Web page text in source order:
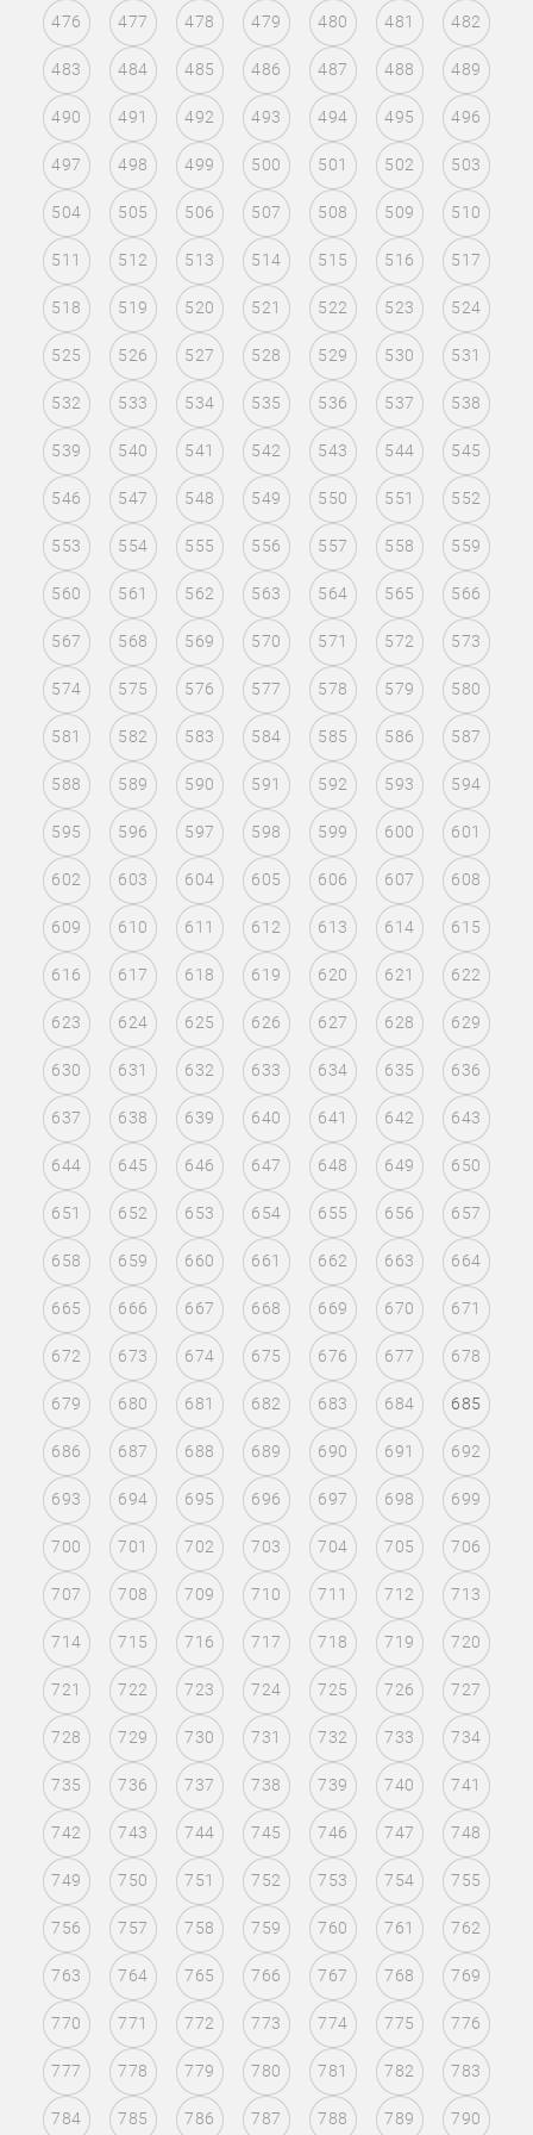
476 477 478 479 480 481 482
483 484 485 486 487 488 489
490 491 492 493 494 495 496
497 498 499 500 501 502 503
504 505 506 507 508 509 510
511 512 513 514 515 516 517
518 519 520 521 522 523 524
525 526 527 528 529 530 531
532 533 534 535 536 537 538
539 540 541 542 543 544 545
546 547 548 549 550 551 552
553 554 555 556 557 558 559
560 561 562 563 564 565 566
567 568 569 570 571 572 573
574 575 576 577 578 579 580
581 582 583 584 585 586 587
588 589 590 591 592 593 594
595 596 597 598 599 600 601
602 603 604 605 606 607 608
609 610 611 612 613 614 615
616 617 618 619 620 621 622
623 624 625 626 627 628 629
630 631 632 633 634 635 636
637 638 639 640 641 642 643
644 645 646 647 648 649 650
651 652 653 654 655 656 657
658 659 660 661 662 663 664
665 666 667 668 669 670 671
672 673 674 675 676 677 678
679 680 681 682 683 684 685
686 687 688 689 690 691 692
693 694 695 696 697 698 699
700 701 702 703 704 705 706
707 708 709 710 711 712 713
714 715 716 717 718 719 720
721 722 723 724 725 726 727
728 729 730 731 732 733 734
735 736 737 738 739 740 741
742 743 744 745 746 747 748
749 750 751 752 753 754 755
756 757 758 759 760 761 762
763 764 765 766 767 768 769
770 771 772 773 774 775 776
777 778 779 780 781 782 783
784 785 786 787 788 789 790